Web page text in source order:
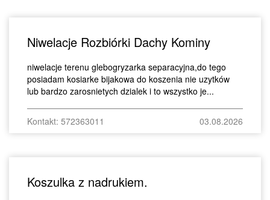
Niwelacje Rozbiórki Dachy Kominy
niwelacje terenu glebogryzarka separacyjna,do tego
posiadam kosiarke bijakowa do koszenia nie uzytków
lub bardzo zarosnietych dzialek i to wszystko je...
Kontakt: 572363011 03.08.2026
Koszulka z nadrukiem.